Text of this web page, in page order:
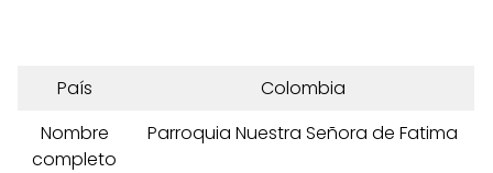
País
Colombia
Nombre
completo
Parroquia Nuestra Señora de Fatima